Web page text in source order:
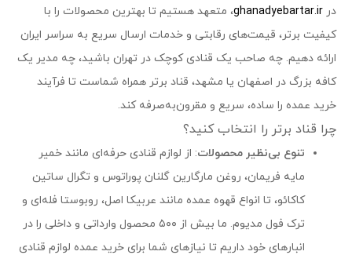
در ghanadyebartar.ir، متعهد هستیم تا بهترین محصولات را با
کیفیت برتر، قیمت‌های رقابتی و خدمات ارسال سریع به سراسر ایران
ارائه دهیم. چه صاحب یک قنادی کوچک در تهران باشید، چه مدیر یک
کافه بزرگ در اصفهان یا مشهد، قناد برتر همراه شماست تا فرآیند
خرید عمده را ساده، سریع و مقرون‌به‌صرفه کند.
چرا قناد برتر را انتخاب کنید؟
تنوع بی‌نظیر محصولات: از لوازم قنادی حرفه‌ای مانند خمیر
مایه فریمان، روغن مارگارین گلنان پوراتوس و تگرال ساتین
کاکائو، تا انواع قهوه عمده مانند عربیکا اصل، روبوستا فله‌ای و
ترک فول مدیوم. ما بیش از ۵۰۰ محصول وارداتی و داخلی را در
انبارهای خود داریم تا نیازهای شما برای خرید عمده لوازم قنادی